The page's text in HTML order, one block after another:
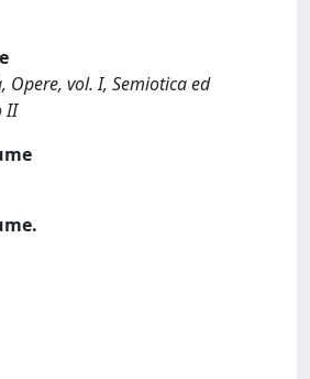
Opere, vol. I, Semiotica ed
II